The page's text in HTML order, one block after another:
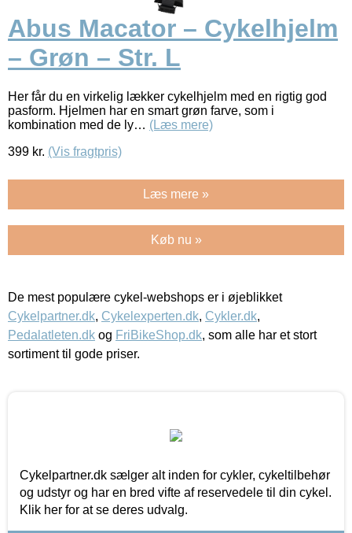
Abus Macator – Cykelhjelm
– Grøn – Str. L
Her får du en virkelig lækker cykelhjelm med en rigtig god
pasform. Hjelmen har en smart grøn farve, som i
kombination med de ly… (Læs mere)
399 kr. (Vis fragtpris)
Læs mere »
Køb nu »
De mest populære cykel-webshops er i øjeblikket
Cykelpartner.dk, Cykelexperten.dk, Cykler.dk,
Pedalatleten.dk og FriBikeShop.dk, som alle har et stort
sortiment til gode priser.
Cykelpartner.dk sælger alt inden for cykler, cykeltilbehør
og udstyr og har en bred vifte af reservedele til din cykel.
Klik her for at se deres udvalg.